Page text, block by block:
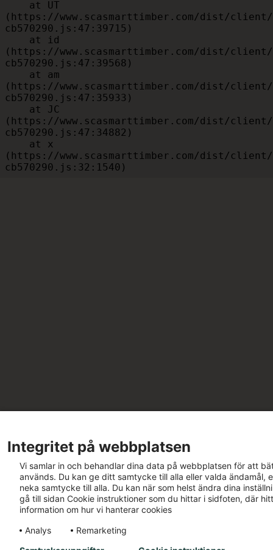
(https://www.scasmarttimber.com/dist/
cb570290.js:47:39715)
(https://www.scasmarttimber.com/dist/
cb570290.js:47:39568)
(https://www.scasmarttimber.com/dist/
cb570290.js:47:35933)
(https://www.scasmarttimber.com/dist/
cb570290.js:47:34882)
(https://www.scasmarttimber.com/dist/
cb570290.js:32:1540)
Integritet på webbplatsen
Vi samlar in och behandlar dina data på webbplatsen för att
används. Du kan ge ditt samtycke till alla eller valda ändamål,
neka samtycke till alla. Du kan när som helst ändra dina
gå till sidan Cookie instruktioner som du hittar i sidfoten, där
information om hur vi hanterar cookies
Analys
Remarketing